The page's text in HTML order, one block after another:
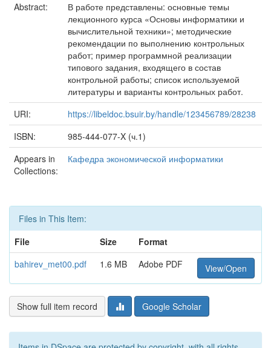
Abstract:
В работе представлены: основные темы
лекционного курса «Основы информатики и
вычислительной техники»; методические
рекомендации по выполнению контрольных
работ; пример программной реализации
типового задания, входящего в состав
контрольной работы; список используемой
литературы и варианты контрольных работ.
URI:
https://libeldoc.bsuir.by/handle/123456789/28238
ISBN:
985-444-077-X (ч.1)
Appears in
Collections:
Кафедра экономической информатики
Files in This Item:
File
Size
Format
bahirev_met00.pdf
1.6 MB Adobe PDF View/Open
Show full item record Google Scholar